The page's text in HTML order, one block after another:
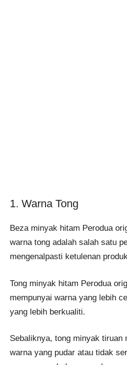
1. Warna Tong
Beza minyak hitam Perodua
warna tong adalah salah satu
mengenalpasti ketulenan
Tong minyak hitam Perodua
mempunyai warna yang lebih
yang lebih berkualiti.
Sebaliknya, tong minyak tiruan
warna yang pudar atau tidak